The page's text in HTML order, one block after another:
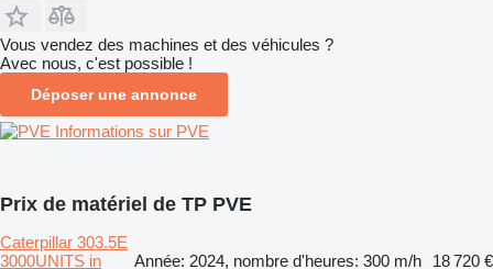
Vous vendez des machines et des véhicules ?
Avec nous, c'est possible !
Déposer une annonce
Informations sur PVE
Prix de matériel de TP PVE
Caterpillar 303.5E
3000UNITS in
Année: 2024, nombre d'heures: 300 m/h 18 720 €